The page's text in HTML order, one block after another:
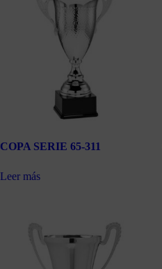
COPA SERIE 65-311
Leer más